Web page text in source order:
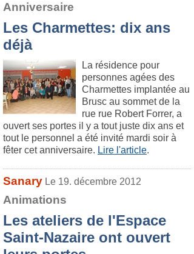
Anniversaire
Les Charmettes: dix ans
déjà
La résidence pour
personnes agées des
Charmettes implantée au
Brusc au sommet de la
rue rue Robert Forrer, a
ouvert ses portes il y a tout juste dix ans et
tout le personnel a été invité mardi soir à
fêter cet anniversaire. Lire l'article.
Sanary Le 19. décembre 2012
Animations
Les ateliers de l'Espace
Saint-Nazaire ont ouvert